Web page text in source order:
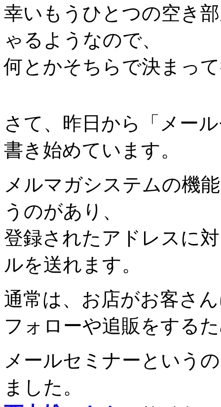
幸いもうひとつの空き
ゃるようなので、
何とかそちらで決まっ
さて、昨日から「メー
書き始めています。
メルマガシステムの機
うのがあり、
登録されたアドレスに
ルを送れます。
通常は、お店がお客さ
フォローや追販をする
メールセミナーという
ました。